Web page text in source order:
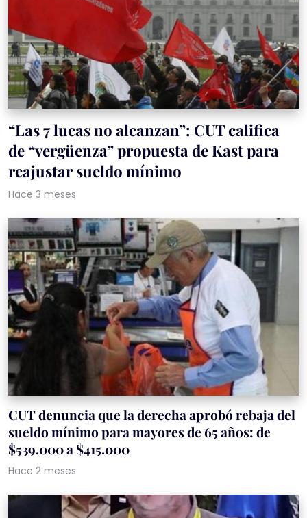
“Las 7 lucas no alcanzan”: CUT califica
de “vergüenza” propuesta de Kast para
reajustar sueldo mínimo
Hace 3 meses
CUT denuncia que la derecha aprobó rebaja del
sueldo mínimo para mayores de 65 años: de
$539.000 a $415.000
Hace 2 meses